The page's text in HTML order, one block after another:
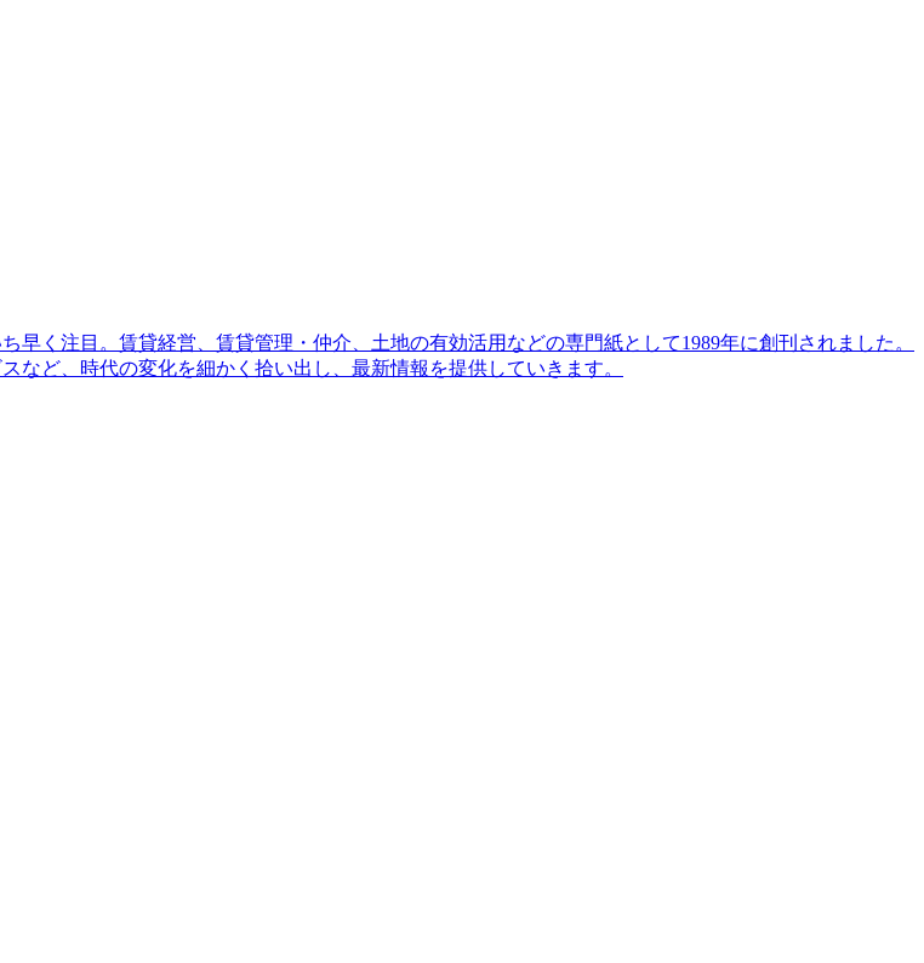
く注目。賃貸経営、賃貸管理・仲介、土地の有効活用などの専門紙として1989年に創刊されました。
ど、時代の変化を細かく拾い出し、最新情報を提供していきます。